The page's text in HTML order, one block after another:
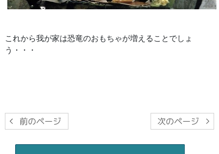
これから我が家は恐竜のおもちゃが増えることでしょ
う・・・